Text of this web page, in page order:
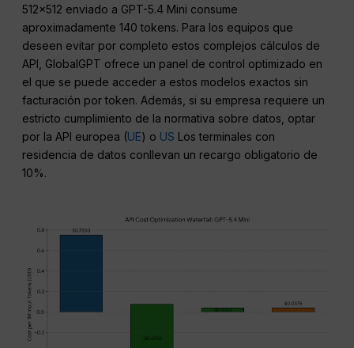
512×512 enviado a GPT-5.4 Mini consume
aproximadamente 140 tokens. Para los equipos que
deseen evitar por completo estos complejos cálculos de
API, GlobalGPT ofrece un panel de control optimizado en
el que se puede acceder a estos modelos exactos sin
facturación por token. Además, si su empresa requiere un
estricto cumplimiento de la normativa sobre datos, optar
por la API europea (UE) o US Los terminales con
residencia de datos conllevan un recargo obligatorio de
10%.